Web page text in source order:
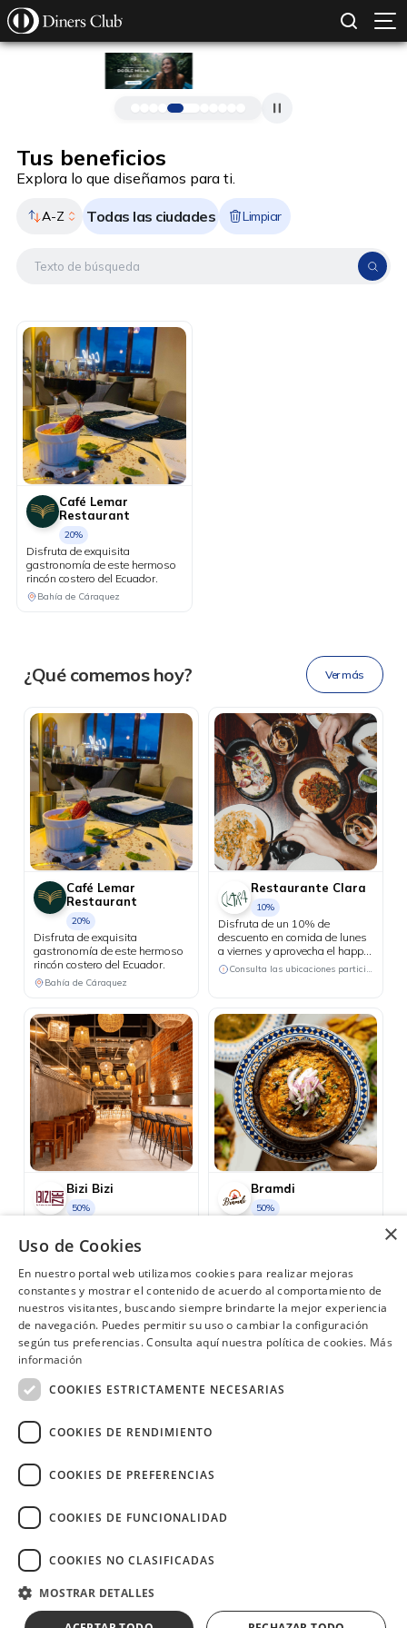
Pasar al contenido principal
Tus beneficios
Explora lo que diseñamos para ti.
A-Z Todas las ciudades Limpiar
Café Lemar
Restaurant
20%
Disfruta de exquisita
gastronomía de este hermoso
rincón costero del Ecuador.
Bahía de Cáraquez
Ahora tus blu benefits
en una
sola app.
¿Qué comemos hoy? Ver más
Café Lemar
Restaurant
20%
Disfruta de exquisita
gastronomía de este hermoso
rincón costero del Ecuador.
Bahía de Cáraquez
Restaurante Clara
10%
Disfruta de un 10% de
descuento en comida de lunes
a viernes y aprovecha el happy
hour 3x2 en cócteles del día, de
lunes a jueves.
Consulta las ubicaciones participantes
Bizi Bizi
50%
toda la carta los días martes.
Bramdi
50%
Image
Copyright © 2026 Diners Club Ecuador.
×
Uso de Cookies
En nuestro portal web utilizamos cookies para realizar mejoras
constantes y mostrar el contenido de acuerdo al comportamiento de
nuestros visitantes, buscando siempre brindarte la mejor experiencia
de navegación. Puedes permitir su uso o cambiar la configuración
según tus preferencias. Consulta aquí nuestra política de cookies. Más
información
COOKIES ESTRICTAMENTE NECESARIAS
COOKIES DE RENDIMIENTO
COOKIES DE PREFERENCIAS
COOKIES DE FUNCIONALIDAD
COOKIES NO CLASIFICADAS
MOSTRAR DETALLES